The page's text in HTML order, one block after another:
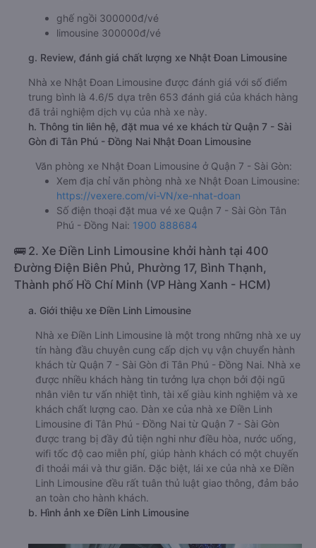
ghế ngồi 300000đ/vé
limousine 300000đ/vé
g. Review, đánh giá chất lượng xe Nhật Đoan Limousine
Nhà xe Nhật Đoan Limousine được đánh giá với số điểm
trung bình là 4.6/5 dựa trên 653 đánh giá của khách hàng
đã trải nghiệm dịch vụ của nhà xe này.
h. Thông tin liên hệ, đặt mua vé xe khách từ Quận 7 - Sài
Gòn đi Tân Phú - Đồng Nai Nhật Đoan Limousine
Văn phòng xe Nhật Đoan Limousine ở Quận 7 - Sài Gòn:
Xem địa chỉ văn phòng nhà xe Nhật Đoan Limousine:
https://vexere.com/vi-VN/xe-nhat-doan
Số điện thoại đặt mua vé xe Quận 7 - Sài Gòn Tân
Phú - Đồng Nai: 1900 888684
🚌 2. Xe Điền Linh Limousine khởi hành tại 400
Đường Điện Biên Phủ, Phường 17, Bình Thạnh,
Thành phố Hồ Chí Minh (VP Hàng Xanh - HCM)
a. Giới thiệu xe Điền Linh Limousine
Nhà xe Điền Linh Limousine là một trong những nhà xe uy
tín hàng đầu chuyên cung cấp dịch vụ vận chuyển hành
khách từ Quận 7 - Sài Gòn đi Tân Phú - Đồng Nai. Nhà xe
được nhiều khách hàng tin tưởng lựa chọn bởi đội ngũ
nhân viên tư vấn nhiệt tình, tài xế giàu kinh nghiệm và xe
khách chất lượng cao. Dàn xe của nhà xe Điền Linh
Limousine đi Tân Phú - Đồng Nai từ Quận 7 - Sài Gòn
được trang bị đầy đủ tiện nghi như điều hòa, nước uống,
wifi tốc độ cao miễn phí, giúp hành khách có một chuyến
đi thoải mái và thư giãn. Đặc biệt, lái xe của nhà xe Điền
Linh Limousine đều rất tuân thủ luật giao thông, đảm bảo
an toàn cho hành khách.
b. Hình ảnh xe Điền Linh Limousine